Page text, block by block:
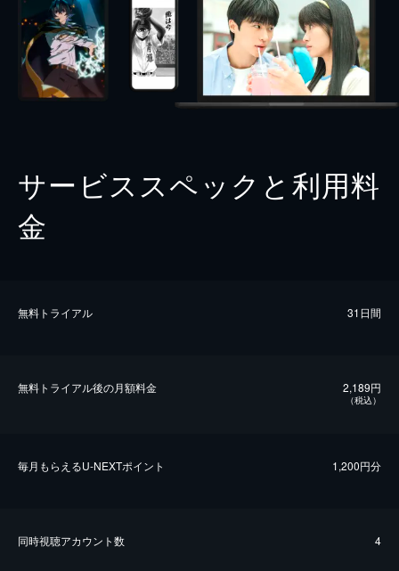
サービススペックと利用料
金
無料トライアル 31日間
無料トライアル後の⽉額料金 2,189円
（税込）
毎⽉もらえるU-NEXTポイント 1,200円分
同時視聴アカウント数 4